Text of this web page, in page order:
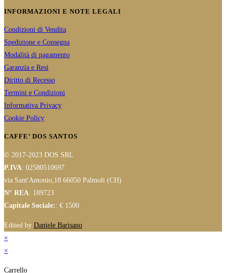
INFORMAZIONI E NOTE LEGALI
Condizioni di Vendita
Spedizione e Consegna
Modalità di pagamento
Garanzia e Resi
Diritto di Recesso
Termini e Condizioni
Informativa Privacy
Cookie Policy
CAFFE’ DOS SANTOS
© 2017-2023 DOS SRL
P.IVA: 02580510697
via Sant'Antonio,18 66050 Palmoli (CH)
N° REA: 189723
Capitale Sociale:: € 1500
Edited by Daniele Barisano
×
×
Carrello